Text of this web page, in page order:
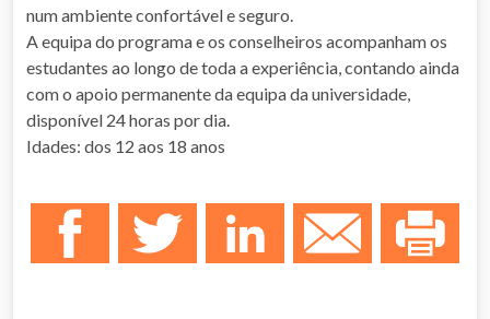
num ambiente confortável e seguro.
A equipa do programa e os conselheiros acompanham os
estudantes ao longo de toda a experiência, contando ainda
com o apoio permanente da equipa da universidade,
disponível 24 horas por dia.
Idades: dos 12 aos 18 anos